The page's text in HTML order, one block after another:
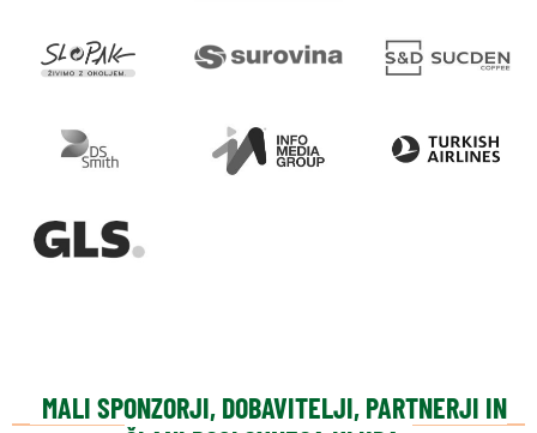
MALI SPONZORJI, DOBAVITELJI, PARTNERJI IN